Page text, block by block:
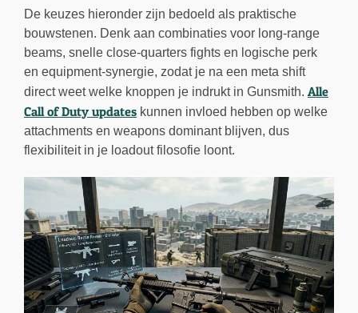
De keuzes hieronder zijn bedoeld als praktische
bouwstenen. Denk aan combinaties voor long-range
beams, snelle close-quarters fights en logische perk
en equipment-synergie, zodat je na een meta shift
direct weet welke knoppen je indrukt in Gunsmith. Alle
Call of Duty updates kunnen invloed hebben op welke
attachments en weapons dominant blijven, dus
flexibiliteit in je loadout filosofie loont.